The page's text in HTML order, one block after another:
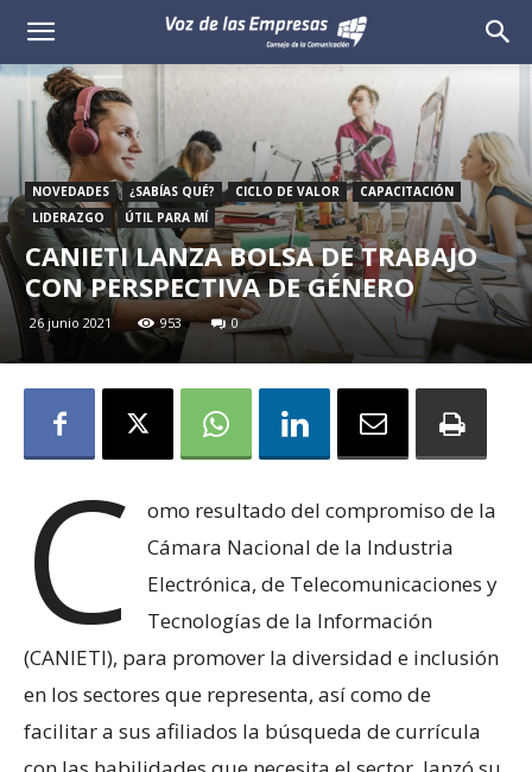
Voz
las
Empresas
NOVEDADES ¿SABÍAS QUÉ? CICLO DE VALOR
CAPACITACIÓN
LIDERAZGO
ÚTIL PARA MÍ
CANIETI LANZA BOLSA DE TRABAJO
CON PERSPECTIVA DE GÉNERO
26 junio 2021 953 0
C
omo resultado del compromiso de la
Cámara Nacional de la Industria
Electrónica, de Telecomunicaciones y
Tecnologías de la Información
(CANIETI), para promover la diversidad e inclusión
en los sectores que representa, así como de
facilitar a sus afiliados la búsqueda de currícula